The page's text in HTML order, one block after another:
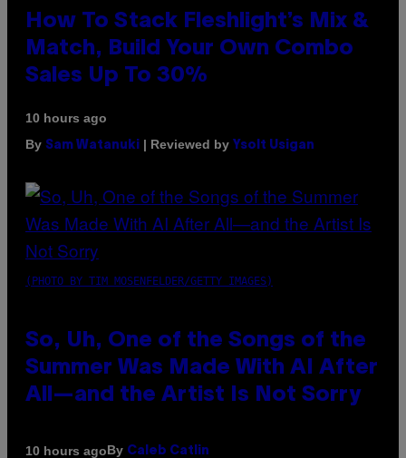
How To Stack Fleshlight’s Mix &
Match, Build Your Own Combo
Sales Up To 30%
10 hours ago
By Sam Watanuki | Reviewed by Ysolt Usigan
(PHOTO BY TIM MOSENFELDER/GETTY IMAGES)
So, Uh, One of the Songs of the
Summer Was Made With AI After
All—and the Artist Is Not Sorry
10 hours agoBy Caleb Catlin